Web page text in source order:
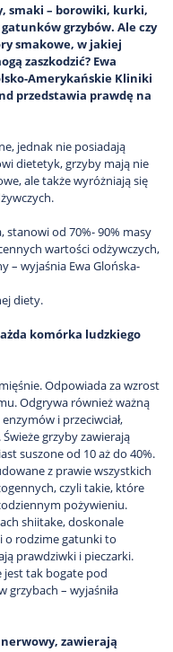
smaki – borowiki, kurki,
grzybów. Ale czy
smakowe, w jakiej
zaszkodzić? Ewa
Amerykańskie Kliniki
przedstawia prawdę na
jednak nie posiadają
dietetyk, grzyby mają nie
ale także wyróżniają się
stanowi od 70%- 90% masy
wartości odżywczych,
– wyjaśnia Ewa Glońska-
diety.
komórka ludzkiego
Odpowiada za wzrost
Odgrywa również ważną
i przeciwciał,
grzyby zawierają
suszone od 10 aż do 40%.
z prawie wszystkich
czyli takie, które
pożywieniu.
shiitake, doskonale
o rodzime gatunki to
prawdziwki i pieczarki.
jest tak bogate pod
grzybach – wyjaśniła
nerwowy, zawierają